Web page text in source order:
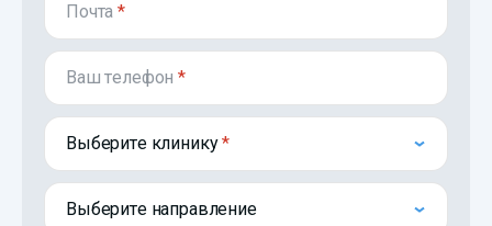
Почта*
Ваш телефон*
Выберите клинику
Выберите направление